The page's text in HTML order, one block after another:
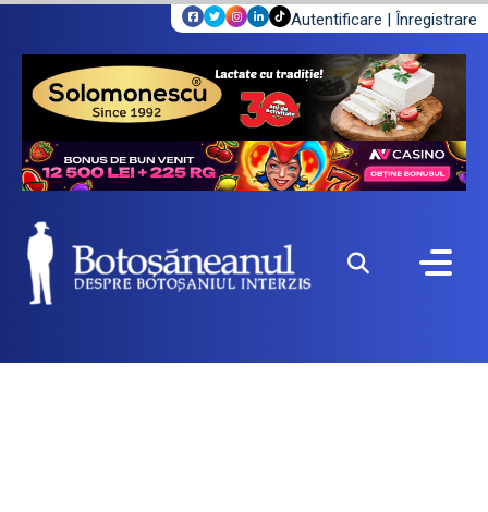
Autentificare | Înregistrare